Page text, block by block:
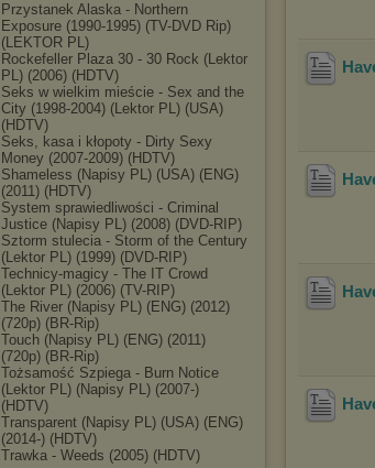
Wyrażenie
będzie
wyświetlona
Istnieje możliwość
internetowej.
Pełną
Przystanek Alaska - Northern
Exposure (1990-1995) (TV-DVD Rip)
(LEKTOR PL)
Rockefeller Plaza 30 - 30 Rock (Lektor
PL) (2006) (HDTV)
Seks w wielkim mieście - Sex and the
City (1998-2004) (Lektor PL) (USA)
(HDTV)
Seks, kasa i kłopoty - Dirty Sexy
Money (2007-2009) (HDTV)
Shameless (Napisy PL) (USA) (ENG)
(2011) (HDTV)
System sprawiedliwości - Criminal
Justice (Napisy PL) (2008) (DVD-RIP)
Sztorm stulecia - Storm of the Century
(Lektor PL) (1999) (DVD-RIP)
Technicy-magicy - The IT Crowd
(Lektor PL) (2006) (TV-RIP)
The River (Napisy PL) (ENG) (2012)
(720p) (BR-Rip)
Touch (Napisy PL) (ENG) (2011)
(720p) (BR-Rip)
Tożsamość Szpiega - Burn Notice
(Lektor PL) (Napisy PL) (2007-)
(HDTV)
Transparent (Napisy PL) (USA) (ENG)
(2014-) (HDTV)
Trawka - Weeds (2005) (HDTV)